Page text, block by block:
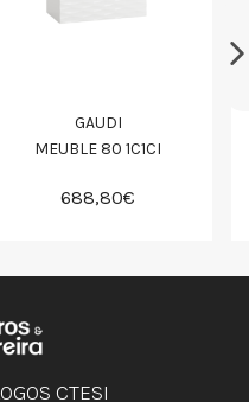
GAUDI
MEUBLE 80 1C1CI
688,80€
CTESI